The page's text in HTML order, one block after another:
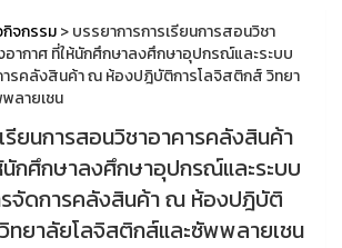
กิจกรรม> บรรยาการการเรียนการสอนวิชา
ากาศ ที่ให้นักศึกษาลงศึกษาอุปกรณ์และระบบ
ารคลังสินค้า ณ ห้องปฎิบัติการโลจิสติกส์ วิทยา
ลายเชน
รียนการสอนวิชาอาคารคลังสินค้า
นักศึกษาลงศึกษาอุปกรณ์และระบบ
รจัดการคลังสินค้า ณ ห้องปฎิบัติ
ทยาลัยโลจิสติกส์และซัพพลายเชน